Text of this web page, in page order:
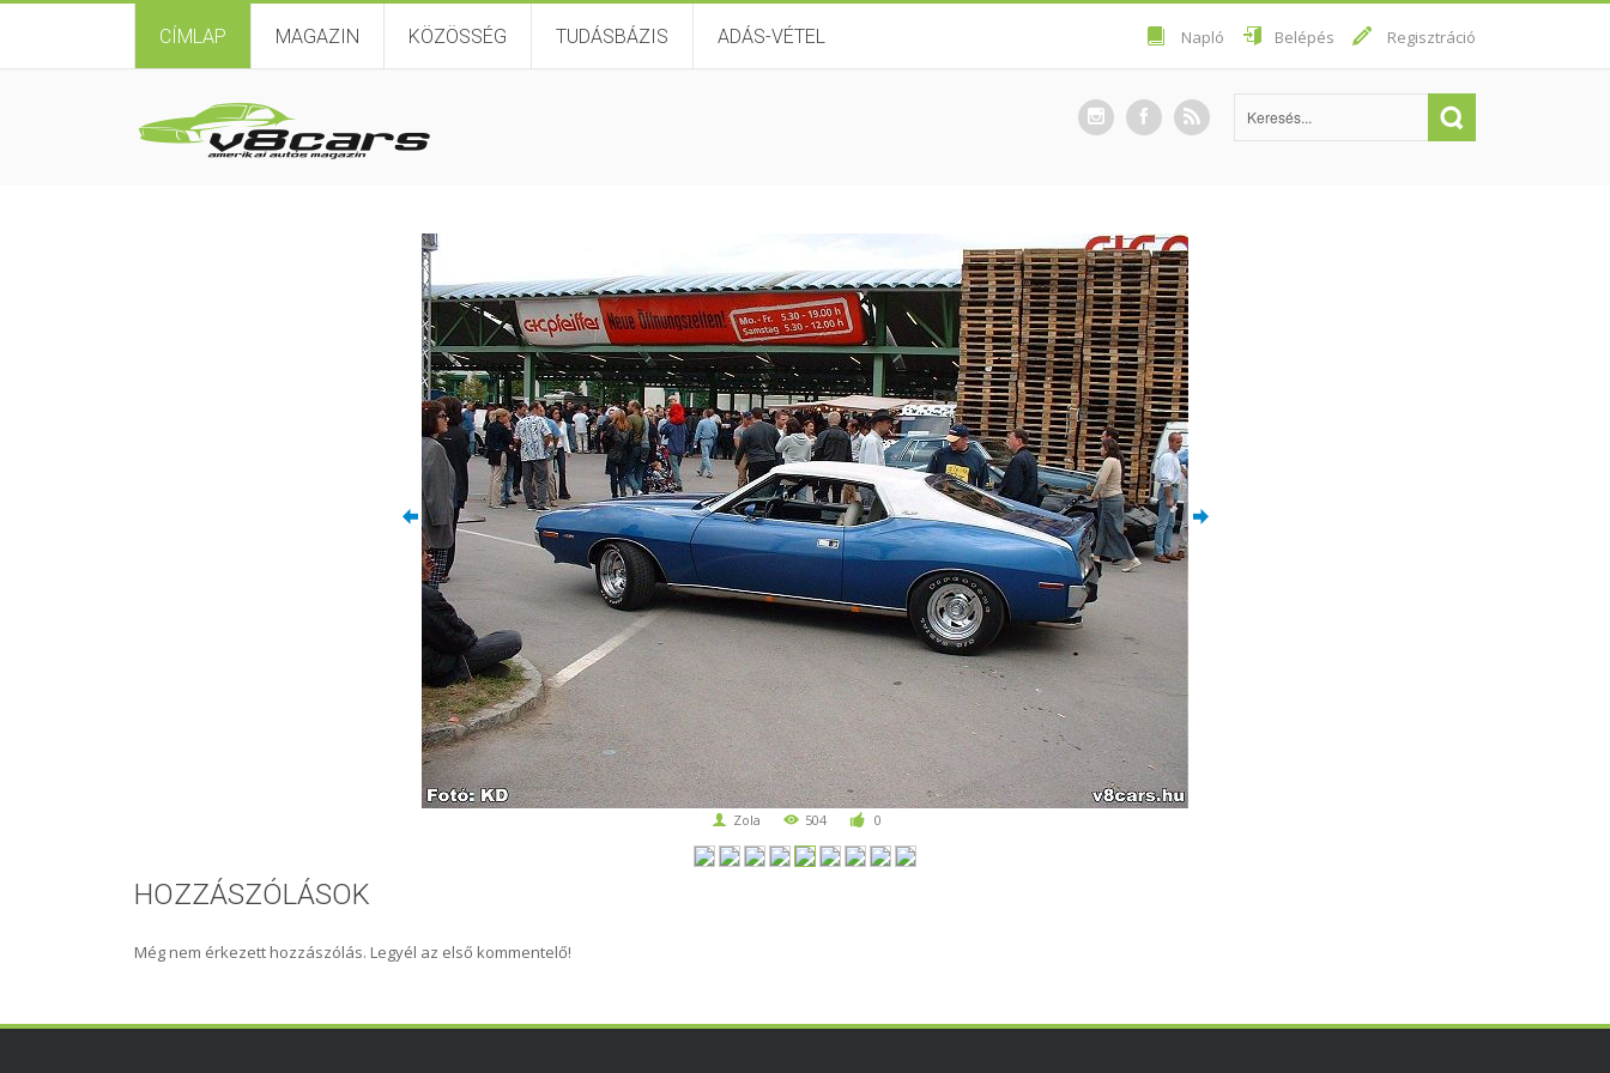
CÍMLAP MAGAZIN KÖZÖSSÉG TUDÁSBÁZIS ADÁS-VÉTEL Napló Belépés Regisztráció
Zola 504 0
HOZZÁSZÓLÁSOK
Még nem érkezett hozzászólás. Legyél az első kommentelő!